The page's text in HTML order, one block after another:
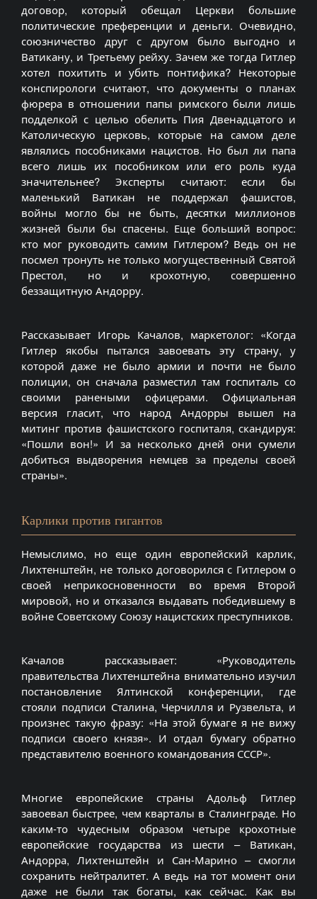
договор, который обещал Церкви большие
политические преференции и деньги. Очевидно,
союзничество друг с другом было выгодно и
Ватикану, и Третьему рейху. Зачем же тогда Гитлер
хотел похитить и убить понтифика? Некоторые
конспирологи считают, что документы о планах
фюрера в отношении папы римского были лишь
подделкой с целью обелить Пия Двенадцатого и
Католическую церковь, которые на самом деле
являлись пособниками нацистов. Но был ли папа
всего лишь их пособником или его роль куда
значительнее? Эксперты считают: если бы
маленький Ватикан не поддержал фашистов,
войны могло бы не быть, десятки миллионов
жизней были бы спасены. Еще больший вопрос:
кто мог руководить самим Гитлером? Ведь он не
посмел тронуть не только могущественный Святой
Престол, но и крохотную, совершенно
беззащитную Андорру.
Рассказывает Игорь Качалов, маркетолог: «Когда
Гитлер якобы пытался завоевать эту страну, у
которой даже не было армии и почти не было
полиции, он сначала разместил там госпиталь со
своими ранеными офицерами. Официальная
версия гласит, что народ Андорры вышел на
митинг против фашистского госпиталя, скандируя:
«Пошли вон!» И за несколько дней они сумели
добиться выдворения немцев за пределы своей
страны».
Карлики против гигантов
Немыслимо, но еще один европейский карлик,
Лихтенштейн, не только договорился с Гитлером о
своей неприкосновенности во время Второй
мировой, но и отказался выдавать победившему в
войне Советскому Союзу нацистских преступников.
Качалов рассказывает: «Руководитель
правительства Лихтенштейна внимательно изучил
постановление Ялтинской конференции, где
стояли подписи Сталина, Черчилля и Рузвельта, и
произнес такую фразу: «На этой бумаге я не вижу
подписи своего князя». И отдал бумагу обратно
представителю военного командования СССР».
Многие европейские страны Адольф Гитлер
завоевал быстрее, чем кварталы в Сталинграде. Но
каким-то чудесным образом четыре крохотные
европейские государства из шести – Ватикан,
Андорра, Лихтенштейн и Сан-Марино – смогли
сохранить нейтралитет. А ведь на тот момент они
даже не были так богаты, как сейчас. Как вы